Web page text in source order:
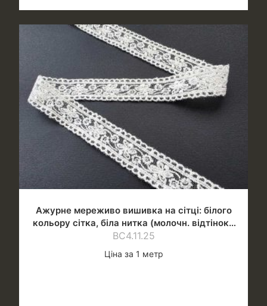
Ажурне мереживо вишивка на сітці: білого
кольору сітка, біла нитка (молочн. відтінок),
шир.2 см
ВС4.11.25
Ціна за 1 метр